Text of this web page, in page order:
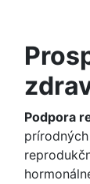
Podpora